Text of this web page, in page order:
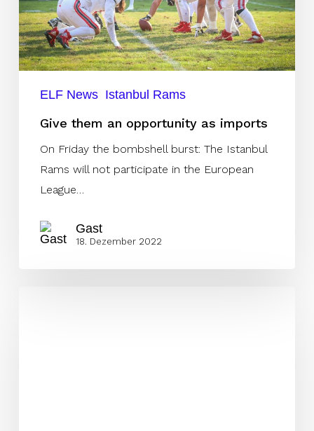
ELF News Istanbul Rams
Give them an opportunity as imports
On Friday the bombshell burst: The Istanbul
Rams will not participate in the European
League…
Gast
18. Dezember 2022